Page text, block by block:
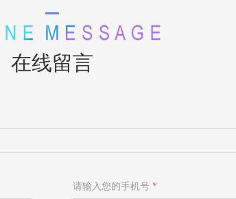
请输入您的手机号 *
在线留言